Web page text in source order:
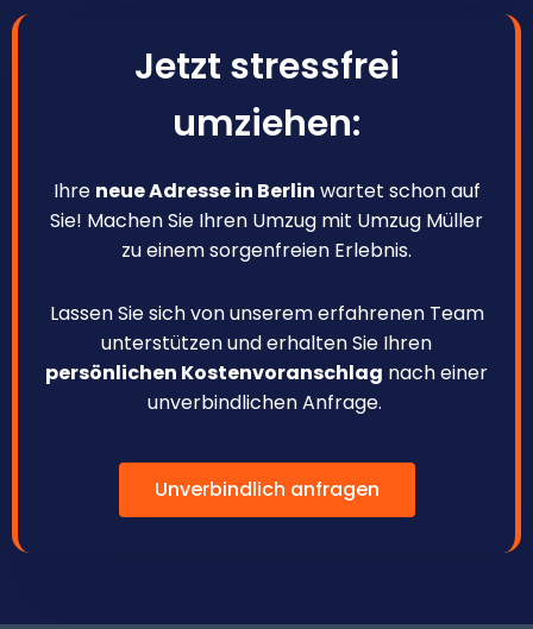
Jetzt stressfrei
umziehen:
Ihre neue Adresse in Berlin wartet schon auf
Sie! Machen Sie Ihren Umzug mit Umzug Müller
zu einem sorgenfreien Erlebnis.
Lassen Sie sich von unserem erfahrenen Team
unterstützen und erhalten Sie Ihren
persönlichen Kostenvoranschlag nach einer
unverbindlichen Anfrage.
Unverbindlich anfragen